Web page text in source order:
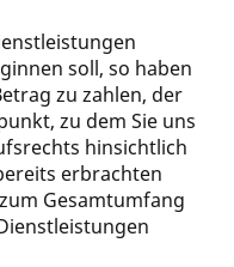
soll, so haben
zu zahlen, der
zu dem Sie uns
hinsichtlich
erbrachten
Gesamtumfang